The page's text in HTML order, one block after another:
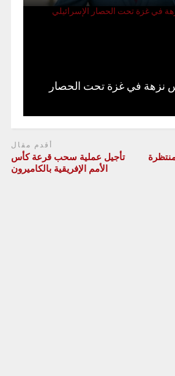
نزهة في غزة تحت الحصار
أقدم مقال
تأجيل عملية سحب قرعة كأس
الأمم الإفريقية بالكاميرون